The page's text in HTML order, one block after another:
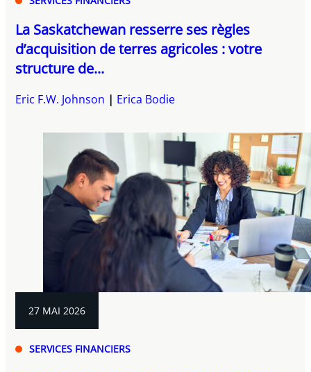
La Saskatchewan resserre ses règles
d’acquisition de terres agricoles : votre
structure de...
Eric F.W. Johnson Erica Bodie
27 MAI 2026
SERVICES FINANCIERS